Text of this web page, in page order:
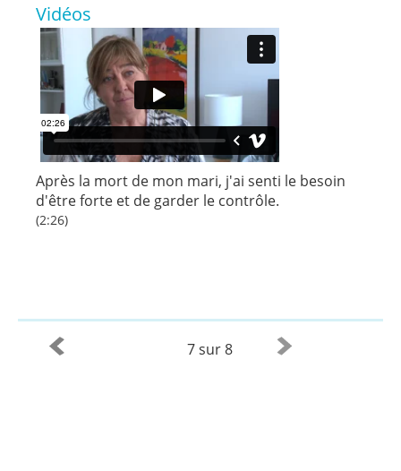
Vidéos
Après la mort de mon mari, j'ai senti le besoin
d'être forte et de garder le contrôle.
(2:26)
7 sur 8